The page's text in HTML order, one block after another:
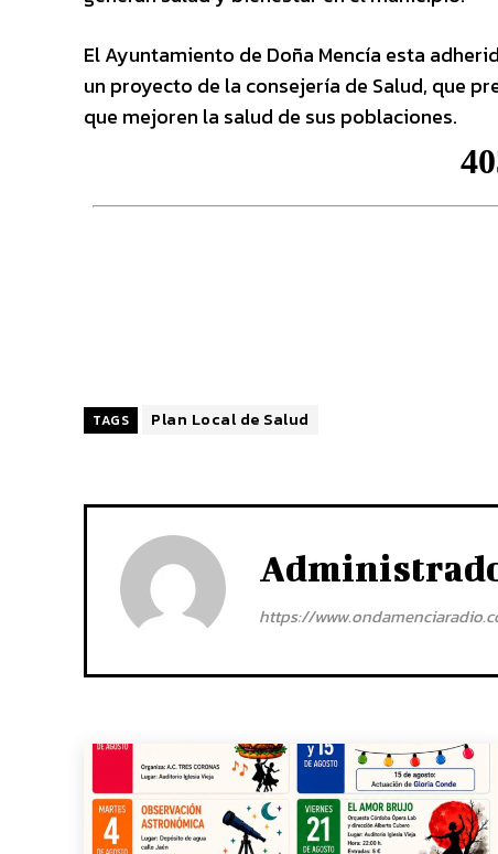
El Ayuntamiento de Doña Mencía esta
un proyecto de la consejería de Salud, que
que mejoren la salud de sus poblaciones.
TAGS Plan Local de Salud
https://